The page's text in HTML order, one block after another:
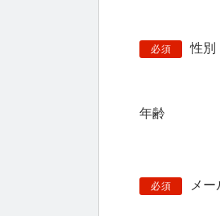
必須 性別
年齢
必須 メ